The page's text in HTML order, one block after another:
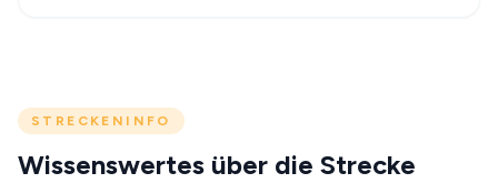
STRECKENINFO
Wissenswertes über die Strecke